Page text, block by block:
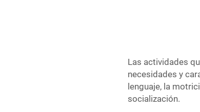
Las actividades
necesidades y
lenguaje, la
socialización.